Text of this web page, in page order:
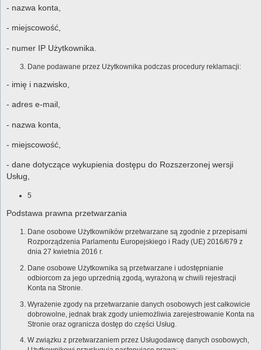
- nazwa konta,
- miejscowość,
- numer IP Użytkownika.
Dane podawane przez Użytkownika podczas procedury reklamacji:
- imię i nazwisko,
- adres e-mail,
- nazwa konta,
- miejscowość,
- dane dotyczące wykupienia dostępu do Rozszerzonej wersji
Usług,
5
Podstawa prawna przetwarzania
Dane osobowe Użytkowników przetwarzane są zgodnie z przepisami
Rozporządzenia Parlamentu Europejskiego i Rady (UE) 2016/679 z
dnia 27 kwietnia 2016 r.
Dane osobowe Użytkownika są przetwarzane i udostępnianie
odbiorcom za jego uprzednią zgodą, wyrażoną w chwili rejestracji
Konta na Stronie.
Wyrażenie zgody na przetwarzanie danych osobowych jest całkowicie
dobrowolne, jednak brak zgody uniemożliwia zarejestrowanie Konta na
Stronie oraz ogranicza dostęp do części Usług.
W związku z przetwarzaniem przez Usługodawcę danych osobowych,